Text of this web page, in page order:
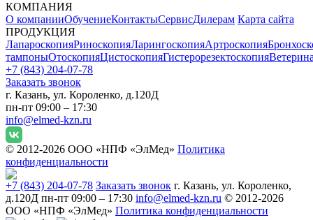
КОМПАНИЯ
О компанииОбучениеКонтактыСервисДилерам Карта сайта
ПРОДУКЦИЯ
ЛапароскопияРиноскопияЛарингоскопияАртроскопия
тампоныОтоскопияЦистоскопияГистерорезектоскопия
+7 (843) 204-07-78
Заказать звонок
г. Казань, ул. Короленко, д.120Д
пн-пт 09:00 – 17:30
info@elmed-kzn.ru
© 2012-2026 ООО «НПФ «ЭлМед» Политика
конфиденциальности
+7 (843) 204-07-78 Заказать звонок г. Казань, ул. Короленко,
д.120Д пн-пт 09:00 – 17:30 info@elmed-kzn.ru © 2012-2026
ООО «НПФ «ЭлМед» Политика конфиденциальности